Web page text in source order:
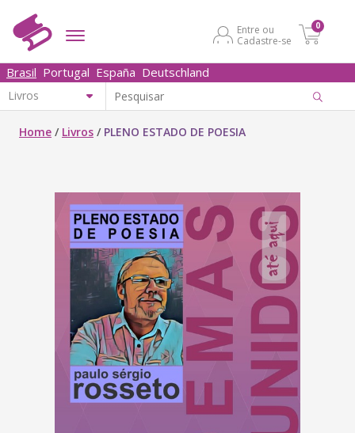
Entre ou
Cadastre-se
0
Brasil Portugal España Deutschland
Home / Livros / PLENO ESTADO DE POESIA